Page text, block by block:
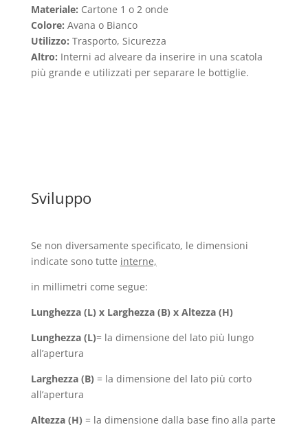
Materiale: Cartone 1 o 2 onde
Colore: Avana o Bianco
Utilizzo: Trasporto, Sicurezza
Altro: Interni ad alveare da inserire in una scatola
più grande e utilizzati per separare le bottiglie.
Sviluppo
Se non diversamente specificato, le dimensioni
indicate sono tutte interne,
in millimetri come segue:
Lunghezza (L) x Larghezza (B) x Altezza (H)
Lunghezza (L)= la dimensione del lato più lungo
all’apertura
Larghezza (B) = la dimensione del lato più corto
all’apertura
Altezza (H) = la dimensione dalla base fino alla parte